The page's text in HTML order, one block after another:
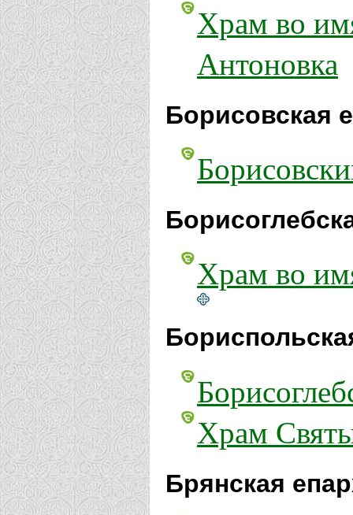
Храм во
Антоновка
Борисовская
Храм во
Храм
Брянская